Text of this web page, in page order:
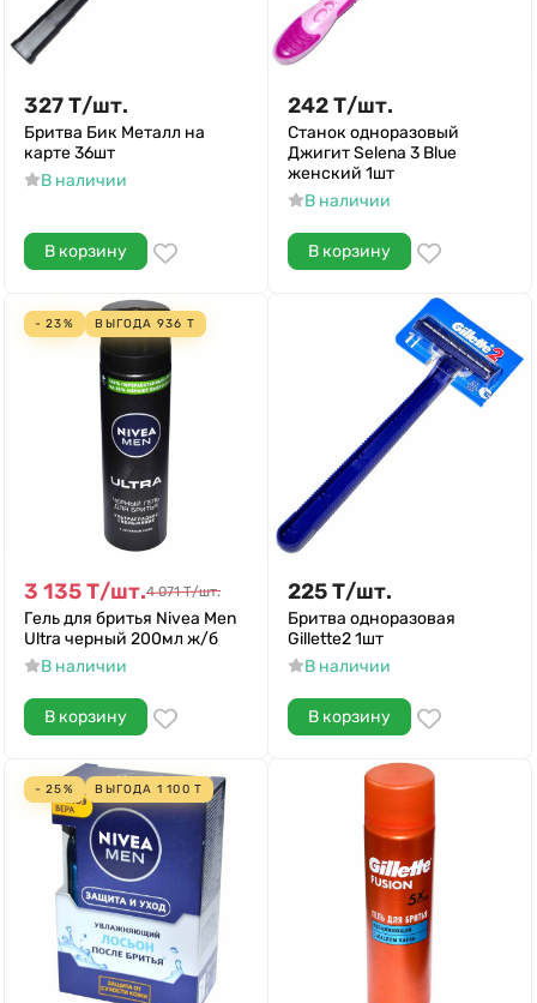
327Т/шт.
Бритва Бик Металл на
карте 36шт
В наличии
В корзину
242Т/шт.
Станок одноразовый
Джигит Selena 3 Blue
женский 1шт
В наличии
В корзину
- 23% ВЫГОДА 936 Т
3 135Т/шт.4 071 Т/шт.
Гель для бритья Nivea Men
Ultra черный 200мл ж/б
В наличии
В корзину
225Т/шт.
Бритва одноразовая
Gillette2 1шт
В наличии
В корзину
- 25% ВЫГОДА 1 100 Т